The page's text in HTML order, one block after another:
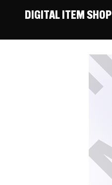
DIGITAL ITEM SHOP